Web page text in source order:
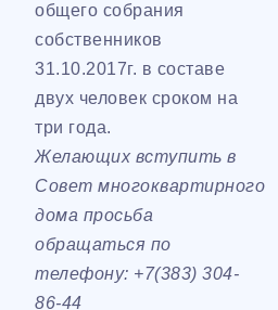
общего собрания
собственников
31.10.2017г. в составе
двух человек сроком на
три года.
Желающих вступить в
Совет многоквартирного
дома просьба
обращаться по
телефону: +7(383) 304-
86-44